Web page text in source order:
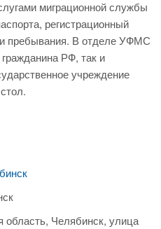
миграционной службы
регистрационный
пребывания. В отделе УФМС
РФ, так и
учреждение
область, Челябинск, улица